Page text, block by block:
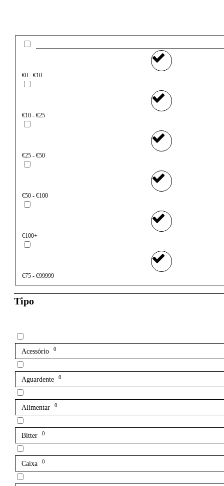
€0 - €10
€10 - €25
€25 - €50
€50 - €100
€100+
€75 - €99999
Tipo
Acessório 0
Aguardente 0
Alimentar 0
Bitter 0
Caixa 0